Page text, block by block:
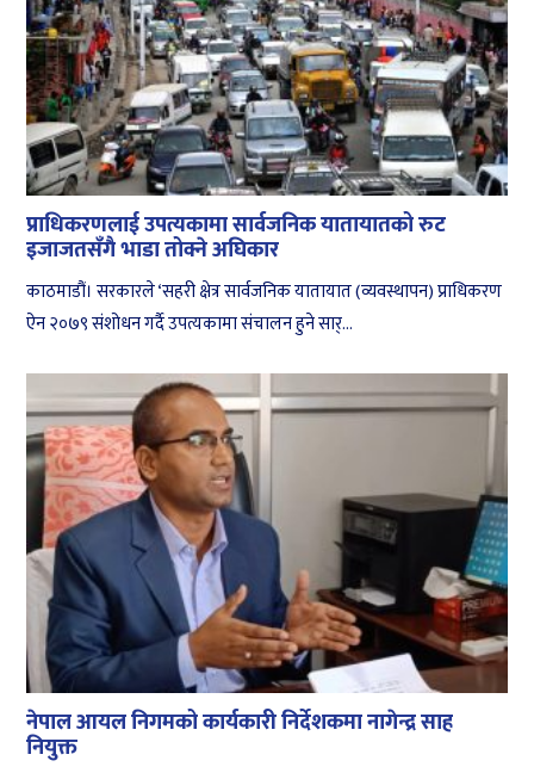
प्राधिकरणलाई उपत्यकामा सार्वजनिक यातायातको रुट
इजाजतसँगै भाडा तोक्ने अघिकार
काठमाडौं। सरकारले ‘सहरी क्षेत्र सार्वजनिक यातायात (व्यवस्थापन) प्राधिकरण
ऐन २०७९ संशोधन गर्दै उपत्यकामा संचालन हुने सार्...
नेपाल आयल निगमको कार्यकारी निर्देशकमा नागेन्द्र साह
नियुक्त